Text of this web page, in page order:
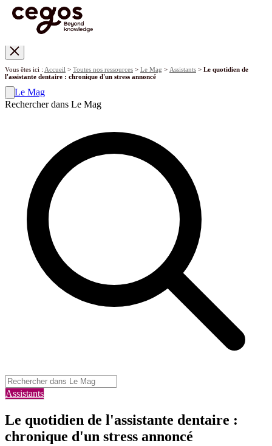
Vous êtes ici : Accueil > Toutes nos ressources > Le Mag > Assistants > Le quotidien de
l'assistante dentaire : chronique d'un stress annoncé
Le Mag
Rechercher dans Le Mag
Assistants
Le quotidien de l'assistante dentaire :
chronique d'un stress annoncé